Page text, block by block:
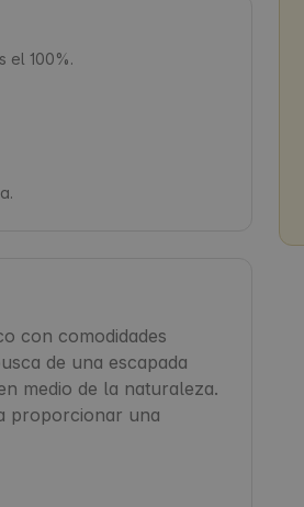
el 100%.
con comodidades
de una escapada
medio de la naturaleza.
proporcionar una